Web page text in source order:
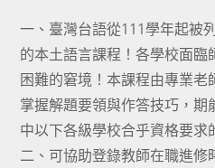
一、臺灣台語從111學年起被
的本土語言課程！各學校面
困難的窘境！本課程由專業老
掌握解題要領與作答技巧，
中以下各級學校合乎資格要求
二、可協助登錄教師在職進修